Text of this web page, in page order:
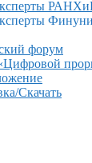
форум
Скачать